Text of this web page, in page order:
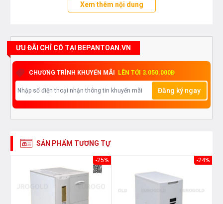
Xem thêm nội dung
ƯU ĐÃI CHỈ CÓ TẠI BEPANTOAN.VN
CHƯƠNG TRÌNH KHUYẾN MÃI LÊN TỚI 3.050.000Đ
Đăng ký ngay
SẢN PHẨM TƯƠNG TỰ
-25% -24%